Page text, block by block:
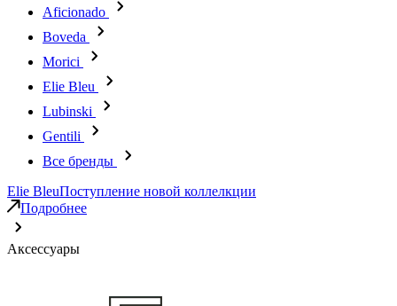
Aficionado
Boveda
Morici
Elie Bleu
Lubinski
Gentili
Все бренды
Elie BleuПоступление новой коллелкции
Подробнее
Аксессуары